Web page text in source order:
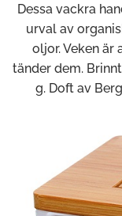
Dessa vackra
urval av
oljor. Veken är
tänder dem.
g. Doft av